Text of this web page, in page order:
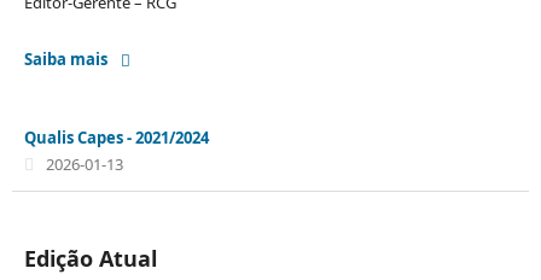
Saiba mais
Qualis Capes - 2021/2024
2026-01-13
Edição Atual